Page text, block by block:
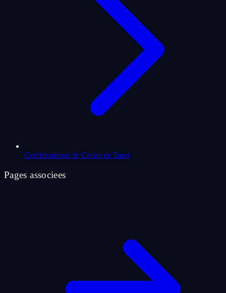
Combinaisons de Cartes de Tarot
Pages associees